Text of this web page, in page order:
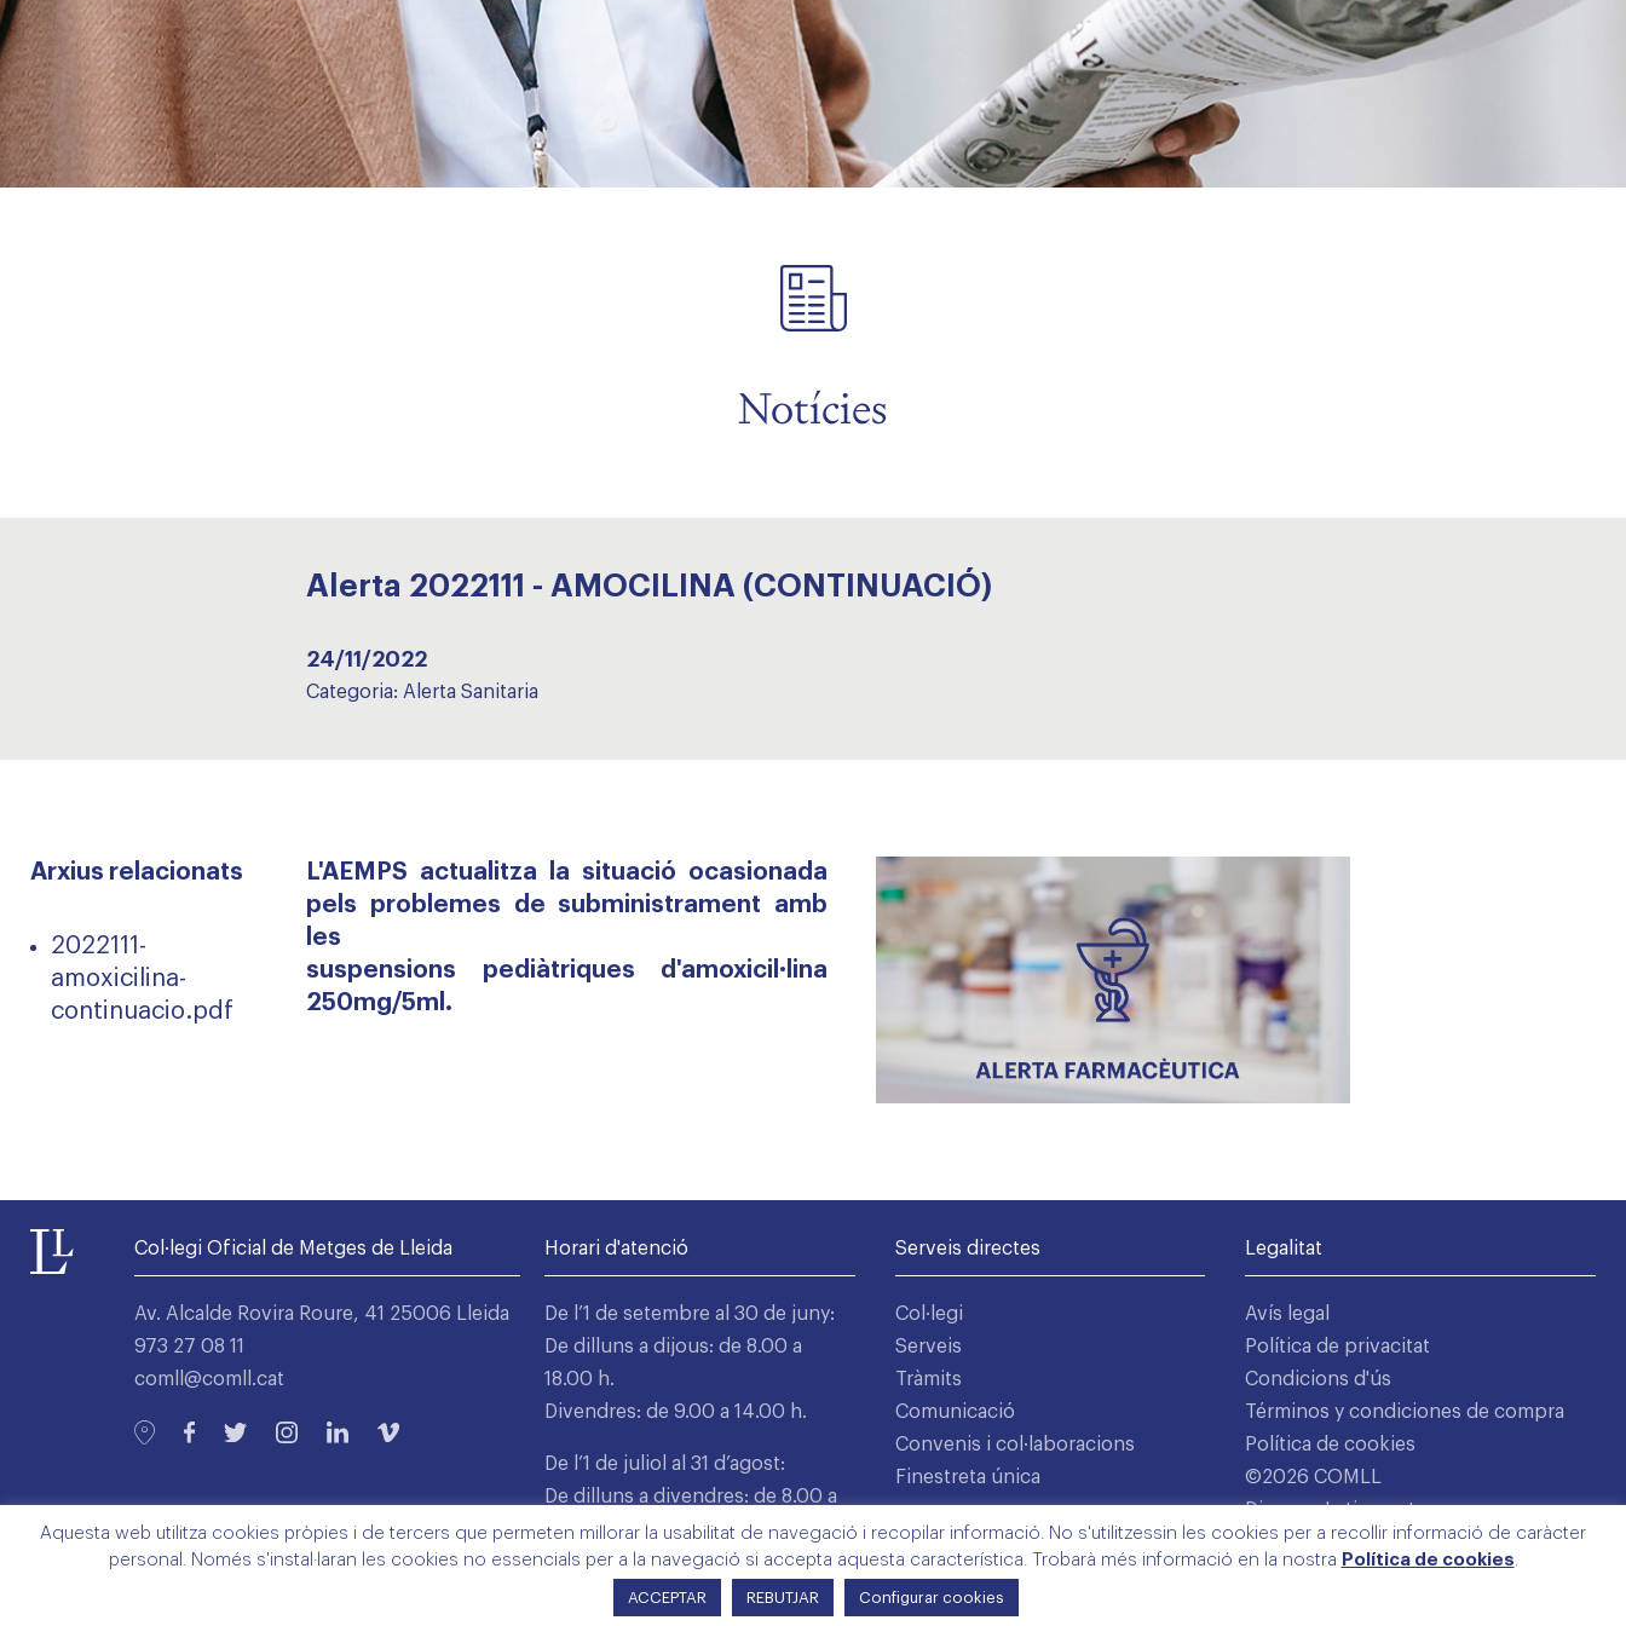
Notícies
Alerta 2022111 - AMOCILINA (CONTINUACIÓ)
24/11/2022
Categoria: Alerta Sanitaria
Arxius relacionats
2022111-
amoxicilina-
continuacio.pdf
L'AEMPS actualitza la situació ocasionada
pels problemes de subministrament amb
les
suspensions pediàtriques d'amoxicil·lina
250mg/5ml.
Col·legi Oficial de Metges de Lleida
Av. Alcalde Rovira Roure, 41 25006 Lleida
973 27 08 11
comll@comll.cat
Horari d'atenció
De l’1 de setembre al 30 de juny:
De dilluns a dijous: de 8.00 a
18.00 h.
Divendres: de 9.00 a 14.00 h.
De l’1 de juliol al 31 d’agost:
De dilluns a divendres: de 8.00 a
15.00 h.
Serveis directes
Col·legi
Serveis
Tràmits
Comunicació
Convenis i col·laboracions
Finestreta única
Legalitat
Avís legal
Política de privacitat
Condicions d'ús
Términos y condiciones de compra
Política de cookies
©2026 COMLL
Disseny: Latipo.cat
Aquesta web utilitza cookies pròpies i de tercers que permeten millorar la usabilitat de navegació i recopilar informació. No s'utilitzessin les cookies per a recollir informació de caràcter
personal. Només s'instal·laran les cookies no essencials per a la navegació si accepta aquesta característica. Trobarà més informació en la nostra Política de cookies.
ACCEPTAR REBUTJAR Configurar cookies